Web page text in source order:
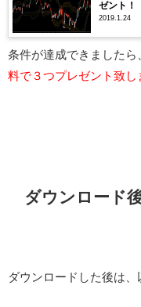
ゼント！
2019.1.24
条件が達成できました
料で３つプレゼント致し
ダウンロード
ダウンロードした後は、